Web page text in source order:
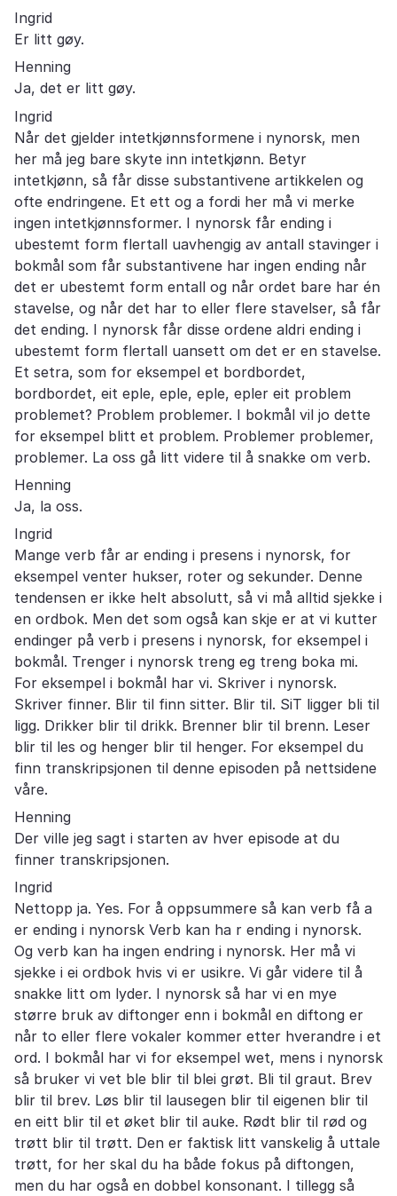
Ingrid
Er litt gøy.
Henning
Ja, det er litt gøy.
Ingrid
Når det gjelder intetkjønnsformene i nynorsk, men
her må jeg bare skyte inn intetkjønn. Betyr
intetkjønn, så får disse substantivene artikkelen og
ofte endringene. Et ett og a fordi her må vi merke
ingen intetkjønnsformer. I nynorsk får ending i
ubestemt form flertall uavhengig av antall stavinger i
bokmål som får substantivene har ingen ending når
det er ubestemt form entall og når ordet bare har én
stavelse, og når det har to eller flere stavelser, så får
det ending. I nynorsk får disse ordene aldri ending i
ubestemt form flertall uansett om det er en stavelse.
Et setra, som for eksempel et bordbordet,
bordbordet, eit eple, eple, eple, epler eit problem
problemet? Problem problemer. I bokmål vil jo dette
for eksempel blitt et problem. Problemer problemer,
problemer. La oss gå litt videre til å snakke om verb.
Henning
Ja, la oss.
Ingrid
Mange verb får ar ending i presens i nynorsk, for
eksempel venter hukser, roter og sekunder. Denne
tendensen er ikke helt absolutt, så vi må alltid sjekke i
en ordbok. Men det som også kan skje er at vi kutter
endinger på verb i presens i nynorsk, for eksempel i
bokmål. Trenger i nynorsk treng eg treng boka mi.
For eksempel i bokmål har vi. Skriver i nynorsk.
Skriver finner. Blir til finn sitter. Blir til. SiT ligger bli til
ligg. Drikker blir til drikk. Brenner blir til brenn. Leser
blir til les og henger blir til henger. For eksempel du
finn transkripsjonen til denne episoden på nettsidene
våre.
Henning
Der ville jeg sagt i starten av hver episode at du
finner transkripsjonen.
Ingrid
Nettopp ja. Yes. For å oppsummere så kan verb få a
er ending i nynorsk Verb kan ha r ending i nynorsk.
Og verb kan ha ingen endring i nynorsk. Her må vi
sjekke i ei ordbok hvis vi er usikre. Vi går videre til å
snakke litt om lyder. I nynorsk så har vi en mye
større bruk av diftonger enn i bokmål en diftong er
når to eller flere vokaler kommer etter hverandre i et
ord. I bokmål har vi for eksempel wet, mens i nynorsk
så bruker vi vet ble blir til blei grøt. Bli til graut. Brev
blir til brev. Løs blir til lausegen blir til eigenen blir til
en eitt blir til et øket blir til auke. Rødt blir til rød og
trøtt blir til trøtt. Den er faktisk litt vanskelig å uttale
trøtt, for her skal du ha både fokus på diftongen,
men du har også en dobbel konsonant. I tillegg så